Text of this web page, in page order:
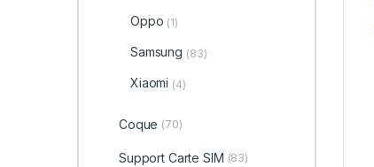
Oppo (1)
Samsung (83)
Xiaomi (4)
Coque (70)
Support Carte SIM (83)